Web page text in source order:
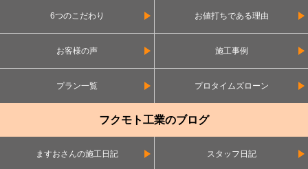
6つのこだわり お値打ちである理由
お客様の声 施工事例
プラン一覧 プロタイムズローン
フクモト工業のブログ
ますおさんの施工日記 スタッフ日記